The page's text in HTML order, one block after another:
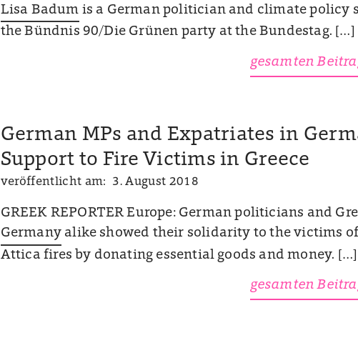
Lisa Badum is a German politician and climate policy
the Bündnis 90/Die Grünen party at the Bundestag. […]
gesamten
German MPs and Expatriates in
Support to Fire Victims in Greece
veröffentlicht am: 3. August 2018
GREEK REPORTER Europe: German politicians and
Germanyalike showed their solidarity to the victims
Attica fires by donating essential goods and money. […]
gesamten